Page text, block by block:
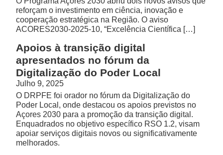
reforçam o investimento em ciência, inovação e
cooperação estratégica na Região. O aviso
ACORES2030-2025-10, “Excelência Científica […]
Apoios à transição digital
apresentados no fórum da
Digitalização do Poder Local
Julho 9, 2025
O DRPFE foi orador no fórum da Digitalização do
Poder Local, onde destacou os apoios previstos no
Açores 2030 para a promoção da transição digital.
Enquadrados no objetivo específico RSO 1.2, visam
apoiar serviços digitais novos ou significativamente
melhorados.